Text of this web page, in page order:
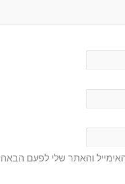
והאתר שלי לפעם